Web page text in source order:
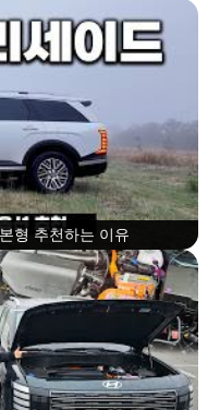
형 추천하는 이유